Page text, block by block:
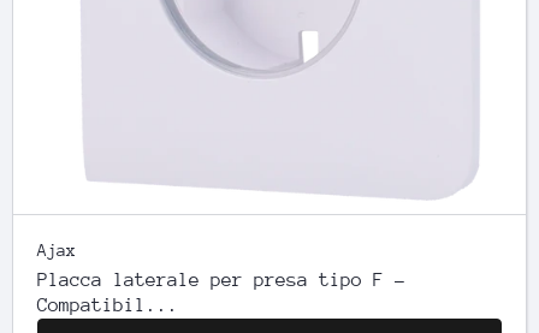
Ajax
Placca laterale per presa tipo F -
Compatibil...